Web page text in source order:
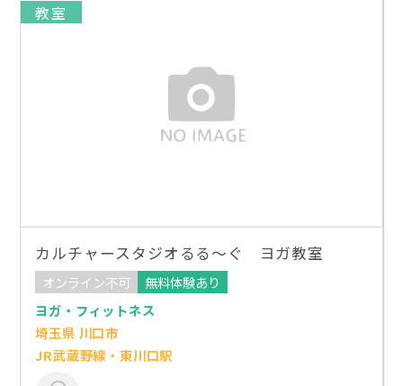
教室
カルチャースタジオるる～ぐ ヨガ教室
オンライン不可
無料体験あり
ヨガ・フィットネス
埼玉県 川口市
JR武蔵野線・東川口駅